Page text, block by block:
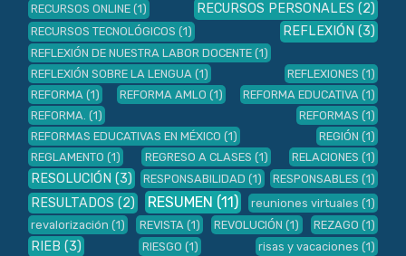
RECURSOS ONLINE (1) RECURSOS PERSONALES (2)
RECURSOS TECNOLÓGICOS (1) REFLEXIÓN (3)
REFLEXIÓN DE NUESTRA LABOR DOCENTE (1)
REFLEXIÓN SOBRE LA LENGUA (1) REFLEXIONES (1)
REFORMA (1) REFORMA AMLO (1) REFORMA EDUCATIVA (1)
REFORMA. (1) REFORMAS (1)
REFORMAS EDUCATIVAS EN MÉXICO (1) REGIÓN (1)
REGLAMENTO (1) REGRESO A CLASES (1) RELACIONES (1)
RESOLUCIÓN (3) RESPONSABILIDAD (1) RESPONSABLES (1)
RESULTADOS (2) RESUMEN (11) reuniones virtuales (1)
revalorización (1) REVISTA (1) REVOLUCIÓN (1) REZAGO (1)
RIEB (3) RIESGO (1) risas y vacaciones (1)